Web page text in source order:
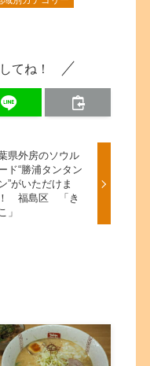
てね！
県外房のソウル
ド“勝浦タンタン
”がいただけま
福島区 「き
」